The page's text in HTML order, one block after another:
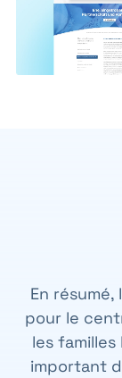
En
pour le
les
important